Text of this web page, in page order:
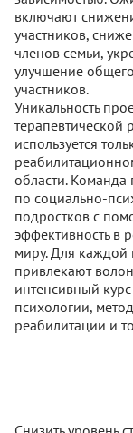
включают
участников,
членов семьи,
улучшение
участников.
Уникальность
терапевтической
используется
области. Команда
по социально-
подростков с
эффективность в
миру. Для
привлекают
интенсивный
психологии,
реабилитации и